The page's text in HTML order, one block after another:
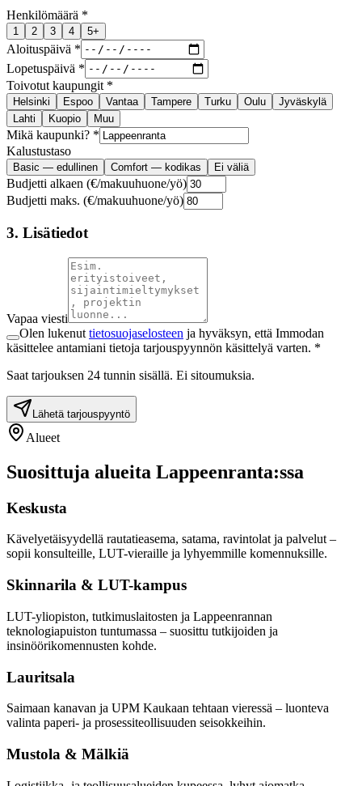
Henkilömäärä *
1 2 3 4 5+
Aloituspäivä *
Lopetuspäivä *
Toivotut kaupungit *
Helsinki Espoo Vantaa Tampere Turku Oulu
Jyväskylä
Lahti
Kuopio Muu
Mikä kaupunki? *
Kalustustaso
Basic — edullinen Comfort — kodikas Ei väliä
Budjetti alkaen (€/makuuhuone/yö)
Budjetti maks. (€/makuuhuone/yö)
3. Lisätiedot
Vapaa viesti
Olen lukenut tietosuojaselosteen ja hyväksyn, että Immodan
käsittelee antamiani tietoja tarjouspyynnön käsittelyä varten. *
Saat tarjouksen 24 tunnin sisällä. Ei sitoumuksia.
Lähetä tarjouspyyntö
Alueet
Suosittuja alueita Lappeenranta:ssa
Keskusta
Kävelyetäisyydellä rautatieasema, satama, ravintolat ja palvelut –
sopii konsulteille, LUT-vieraille ja lyhyemmille komennuksille.
Skinnarila & LUT-kampus
LUT-yliopiston, tutkimuslaitosten ja Lappeenrannan
teknologiapuiston tuntumassa – suosittu tutkijoiden ja
insinöörikomennusten kohde.
Lauritsala
Saimaan kanavan ja UPM Kaukaan tehtaan vieressä – luonteva
valinta paperi- ja prosessiteollisuuden seisokkeihin.
Mustola & Mälkiä